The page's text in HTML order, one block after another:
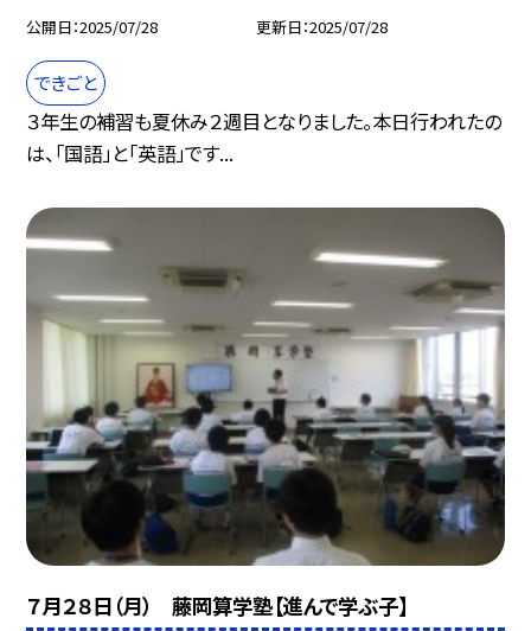
公開日 2025/07/28 更新日 2025/07/28
できごと
３年生の補習も夏休み２週目となりました。本日行われたの
は、「国語」と「英語」です...
７月２８日（月） 藤岡算学塾【進んで学ぶ子】